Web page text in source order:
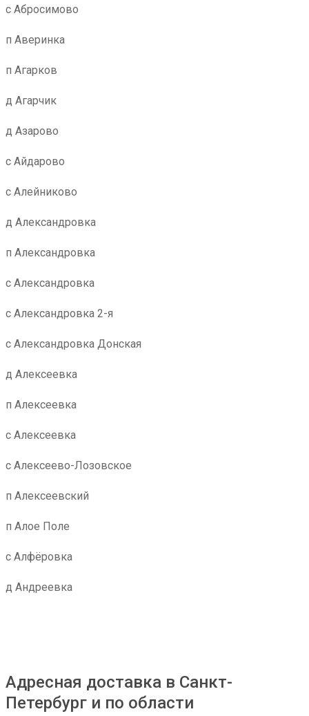
с Абросимово
п Аверинка
п Агарков
д Агарчик
д Азарово
с Айдарово
с Алейниково
д Александровка
п Александровка
с Александровка
с Александровка 2-я
с Александровка Донская
д Алексеевка
п Алексеевка
с Алексеевка
с Алексеево-Лозовское
п Алексеевский
п Алое Поле
с Алфёровка
д Андреевка
Адресная доставка в Санкт-
Петербург и по области